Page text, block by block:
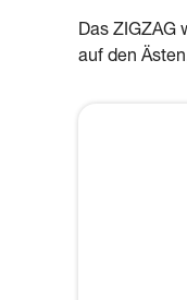
Das ZIGZAG
auf den